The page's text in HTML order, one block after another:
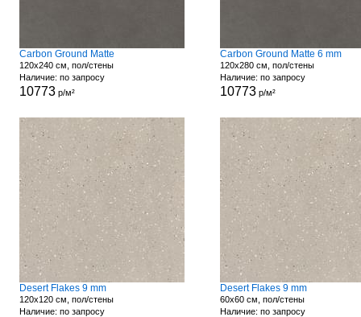
Carbon Ground Matte
120x240 см, пол/стены
Наличие: по запросу
10773р/м²
Carbon Ground Matte 6 mm
120x280 см, пол/стены
Наличие: по запросу
10773р/м²
Desert Flakes 9 mm
120x120 см, пол/стены
Наличие: по запросу
Desert Flakes 9 mm
60x60 см, пол/стены
Наличие: по запросу